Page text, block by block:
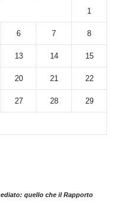
1
6 7 8
13 14 15
20 21 22
27 28 29
quello che il Rapporto